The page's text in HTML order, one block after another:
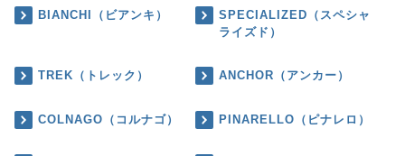
BIANCHI（ビアンキ）
SPECIALIZED（スペシャ
ライズド）
TREK（トレック） ANCHOR（アンカー）
COLNAGO（コルナゴ） PINARELLO（ピナレロ）